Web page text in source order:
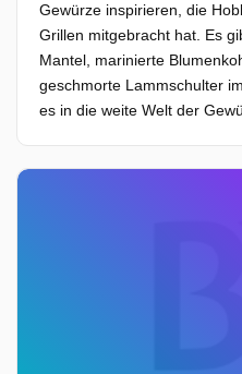
Gewürze inspirieren, die
Grillen mitgebracht hat. Es
Mantel, marinierte
geschmorte Lammschulter
es in die weite Welt der